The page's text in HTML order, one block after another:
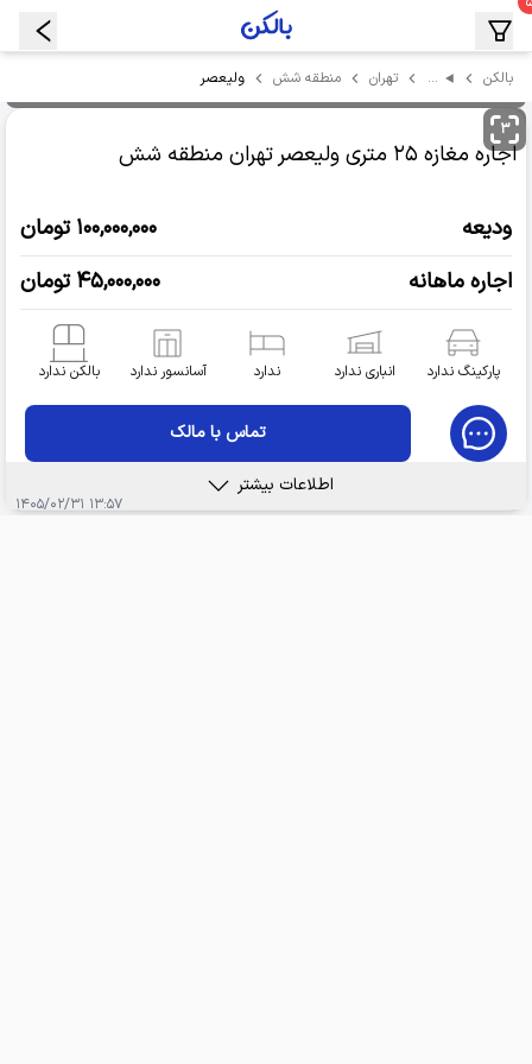
بالکن … تهران منطقه شش ولیعصر
۳
اجاره مغازه ۲۵ متری ولیعصر تهران منطقه شش
ودیعه
۱۰۰,۰۰۰,۰۰۰ تومان
اجاره ماهانه
۴۵,۰۰۰,۰۰۰ تومان
پارکینگ ندارد انباری ندارد ندارد آسانسور ندارد بالکن ندارد
تماس با مالک
اطلاعات بیشتر
۱۳:۵۷ ۱۴۰۵/۰۲/۳۱